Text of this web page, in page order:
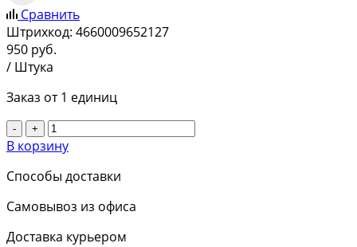
Сравнить
Штрихкод: 4660009652127
950 руб.
/ Штука
Заказ от 1 единиц
- +
В корзину
Способы доставки
Самовывоз из офиса
Доставка курьером